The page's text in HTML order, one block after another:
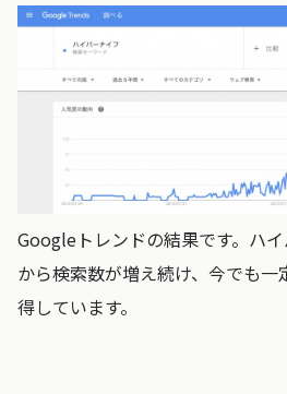
Googleトレンドの結果です。ハ
から検索数が増え続け、今でも
得しています。